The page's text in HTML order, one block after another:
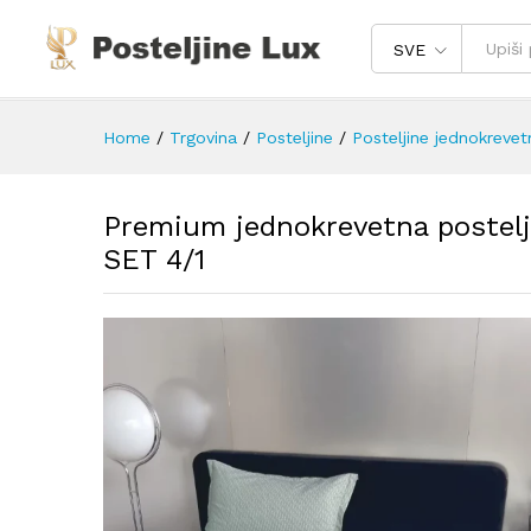
SVE
Home / Trgovina / Posteljine / Posteljine
Premium jednokrevetna
SET 4/1